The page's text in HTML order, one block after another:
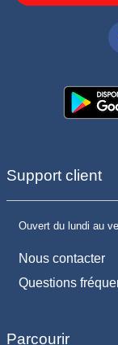
Support client
Ouvert du lundi au
Nous contacter
Questions
Parcourir